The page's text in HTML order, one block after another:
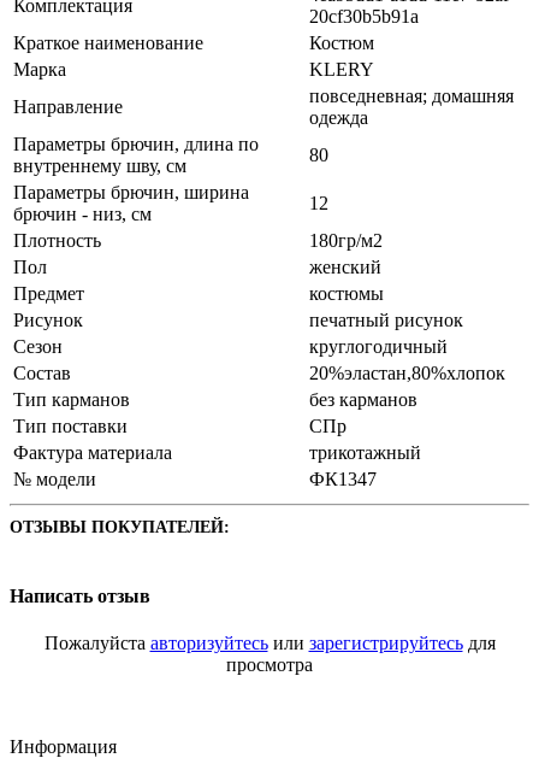
Комплектация
20cf30b5b91a
Краткое наименование
Костюм
Марка
KLERY
Направление
повседневная; домашняя
одежда
Параметры брючин, длина по
внутреннему шву, см
80
Параметры брючин, ширина
брючин - низ, см
12
Плотность
180гр/м2
Пол
женский
Предмет
костюмы
Рисунок
печатный рисунок
Сезон
круглогодичный
Состав
20%эластан,80%хлопок
Тип карманов
без карманов
Тип поставки
СПр
Фактура материала
трикотажный
№ модели
ФК1347
ОТЗЫВЫ ПОКУПАТЕЛЕЙ:
Написать отзыв
Пожалуйста авторизуйтесьили зарегистрируйтесьдля
просмотра
Информация